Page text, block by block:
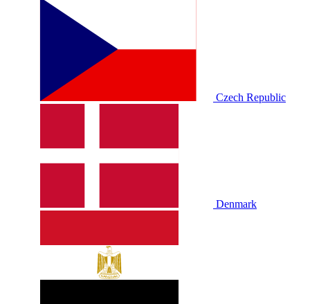
Czech Republic
Denmark